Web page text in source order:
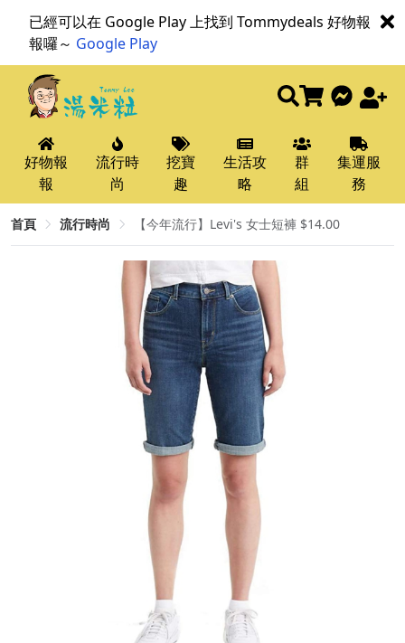
已經可以在 Google Play 上找到 Tommydeals 好物報
報囉～ Google Play
好物報
報
流行時
尚
挖寶
趣
生活攻
略
群
組
集運服
務
首頁 流行時尚 【今年流行】Levi's 女士短褲 $14.00